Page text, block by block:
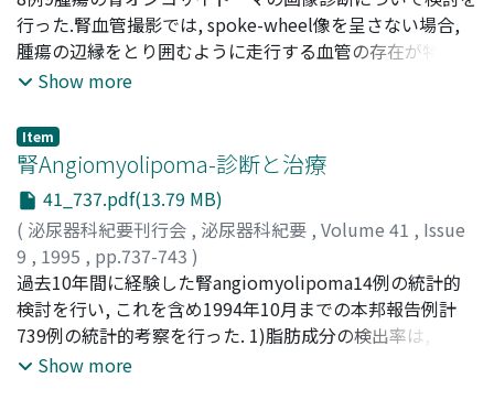
郡, 健二郎;Sasaki, Shoichi;Hayashi, Yuｔaro;Tsugaya,
Masayuki;Okamura, Takehiko;Sakakura, Takeshi;
Kenjiro
行った.腎血管撮影では, spoke-wheel像を呈さない場合,
腫瘍の辺縁をとり囲むように走行する血管の存在が特徴で
あった.CTでは均一に造影される境界明瞭な腫瘍としてと
心瘢痕や被膜を描出することができ, 非常に有用である
Show more
Item
腎Angiomyolipoma-診断と治療
41_737.pdf(13.79 MB)
( 泌尿器科紀要刊行会 , 泌尿器科紀要 , Volume 41 , Issue
9 , 1995 , pp.737-743 )
有馬, 公伸;木瀬, 英明;山下, 敦史;柳川, 眞;栃木, 宏水;川
村, 壽一;堀内, 英輔;杉村, 芳樹;Arima, Kiminobu;Kise,
Hideaki;Yamashita, Atsusi;Yanagawa, Makoto;Tochigi,
Hiromi; Kawamura, Juichi
過去10年間に経験した腎angiomyolipoma14例の統計的
検討を行い, これを含め1994年10月までの本邦報告例計
739例の統計的考察を行った. 1)脂肪成分の検出率は, US,
CT, MRIで, それぞれ88.1%, 86.5%, 80.8%の高率であっ
Show more